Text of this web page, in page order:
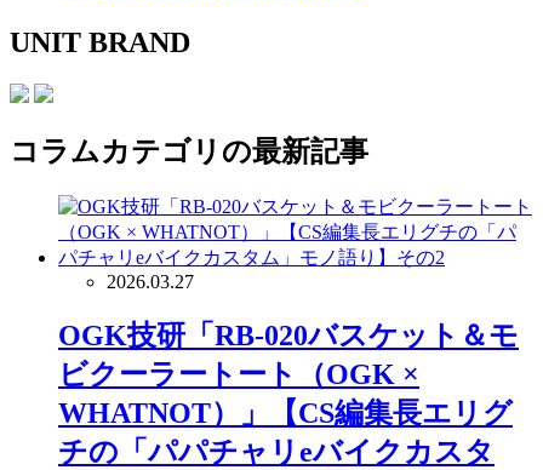
UNIT BRAND
コラムカテゴリの最新記事
2026.03.27
OGK技研「RB-020バスケット＆モ
ビクーラートート（OGK ×
WHATNOT）」【CS編集長エリグ
チの「パパチャリeバイクカスタ